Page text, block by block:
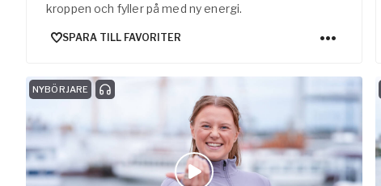
kroppen och fyller på med ny energi.
SPARA TILL FAVORITER
NYBÖRJARE